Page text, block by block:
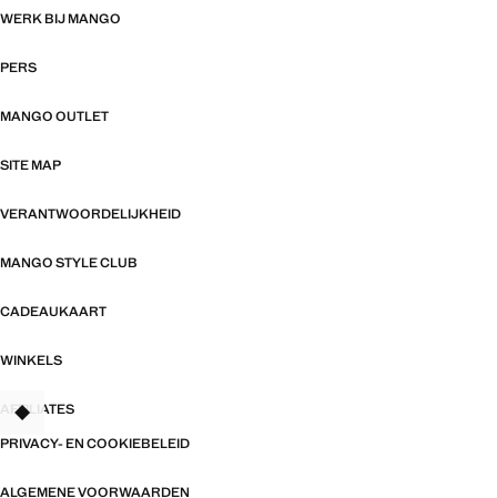
WERK BIJ MANGO
PERS
MANGO OUTLET
SITE MAP
VERANTWOORDELIJKHEID
MANGO STYLE CLUB
CADEAUKAART
WINKELS
AFFILIATES
PRIVACY- EN COOKIEBELEID
ALGEMENE VOORWAARDEN